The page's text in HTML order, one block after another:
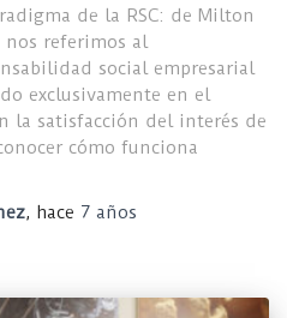
de la RSC: de Milton
nos referimos al
social empresarial
exclusivamente en el
la satisfacción del interés de
cómo funciona
, hace 7 años